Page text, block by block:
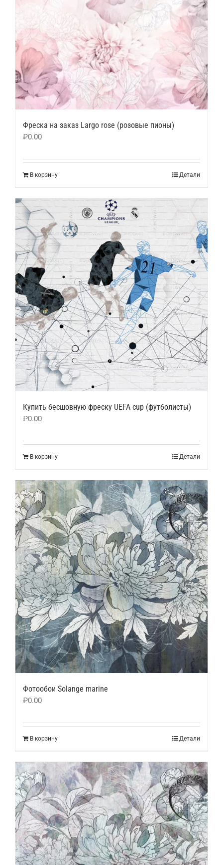
Фреска на заказ Largo rose (розовые пионы)
₽0.00
В корзину Детали
Купить бесшовную фреску UEFA cup (футболисты)
₽0.00
В корзину Детали
Фотообои Solange marine
₽0.00
В корзину Детали